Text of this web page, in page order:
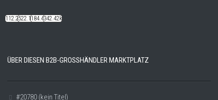
112.22k522.14k184.48k342.42k
ÜBER DIESEN B2B-GROSSHÄNDLER MARKTPLATZ
#20780 (kein Titel)